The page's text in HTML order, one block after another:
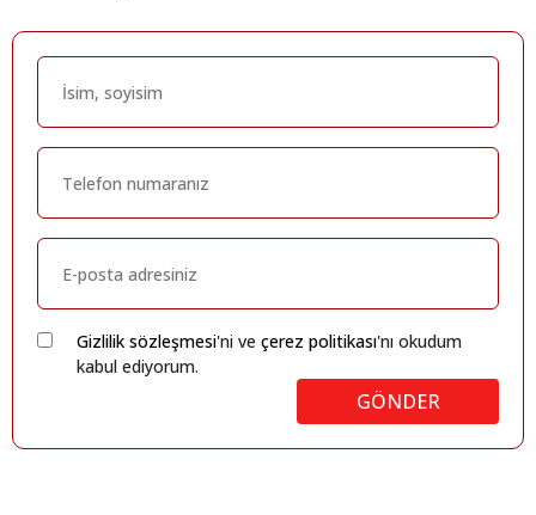
Gizlilik sözleşmesi'ni ve çerez politikası'nı okudum
kabul ediyorum.
GÖNDER